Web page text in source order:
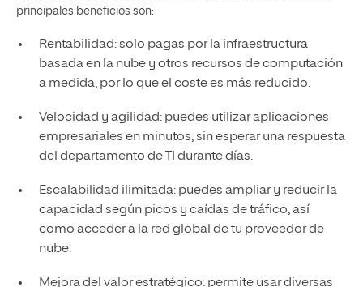
principales beneficios son:
Rentabilidad: solo pagas por la infraestructura
basada en la nube y otros recursos de computación
a medida, por lo que el coste es más reducido.
Velocidad y agilidad: puedes utilizar aplicaciones
empresariales en minutos, sin esperar una respuesta
del departamento de TI durante días.
Escalabilidad ilimitada: puedes ampliar y reducir la
capacidad según picos y caídas de tráfico, así
como acceder a la red global de tu proveedor de
nube.
Mejora del valor estratégico: permite usar diversas